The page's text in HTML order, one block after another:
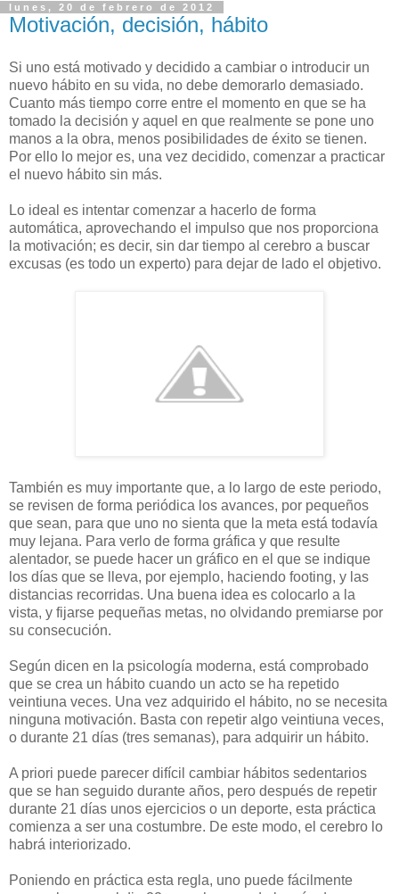
lunes, 20 de febrero de 2012
Motivación, decisión, hábito
Si uno está motivado y decidido a cambiar o introducir un
nuevo hábito en su vida, no debe demorarlo demasiado.
Cuanto más tiempo corre entre el momento en que se ha
tomado la decisión y aquel en que realmente se pone uno
manos a la obra, menos posibilidades de éxito se tienen.
Por ello lo mejor es, una vez decidido, comenzar a practicar
el nuevo hábito sin más.
Lo ideal es intentar comenzar a hacerlo de forma
automática, aprovechando el impulso que nos proporciona
la motivación; es decir, sin dar tiempo al cerebro a buscar
excusas (es todo un experto) para dejar de lado el objetivo.
También es muy importante que, a lo largo de este periodo,
se revisen de forma periódica los avances, por pequeños
que sean, para que uno no sienta que la meta está todavía
muy lejana. Para verlo de forma gráfica y que resulte
alentador, se puede hacer un gráfico en el que se indique
los días que se lleva, por ejemplo, haciendo footing, y las
distancias recorridas. Una buena idea es colocarlo a la
vista, y fijarse pequeñas metas, no olvidando premiarse por
su consecución.
Según dicen en la psicología moderna, está comprobado
que se crea un hábito cuando un acto se ha repetido
veintiuna veces. Una vez adquirido el hábito, no se necesita
ninguna motivación. Basta con repetir algo veintiuna veces,
o durante 21 días (tres semanas), para adquirir un hábito.
A priori puede parecer difícil cambiar hábitos sedentarios
que se han seguido durante años, pero después de repetir
durante 21 días unos ejercicios o un deporte, esta práctica
comienza a ser una costumbre. De este modo, el cerebro lo
habrá interiorizado.
Poniendo en práctica esta regla, uno puede fácilmente